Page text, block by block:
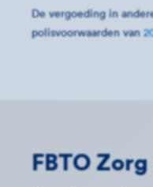
De vergoeding in
polisvoorwaarden van
FBTO